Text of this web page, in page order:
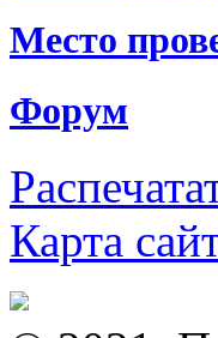
Место
Форум
Карта